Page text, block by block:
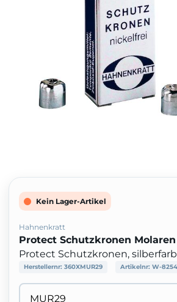
Kein Lager-Artikel
Hahnenkratt
Protect Schutzkronen
Protect Schutzkronen,
Herstellernr: 360XMUR29 Artikelnr: W-